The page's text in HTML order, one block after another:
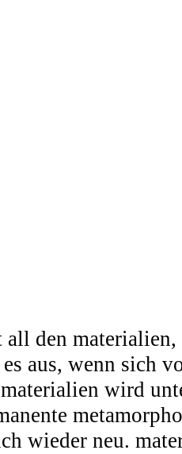
den
aus, wenn sich
wird
wieder neu.